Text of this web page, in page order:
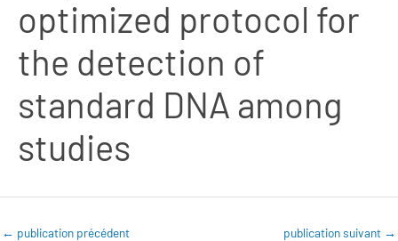
optimized protocol for
the detection of
standard DNA among
studies
← publication précédent publication suivant →